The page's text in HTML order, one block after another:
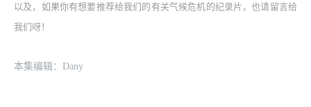
以及，如果你有想要推荐给我们的有关气候危机的纪录片，也请留言给
我们呀！
本集编辑：Dany